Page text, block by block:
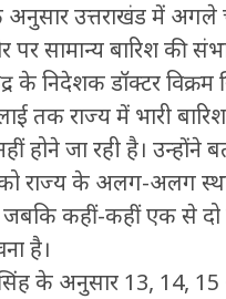
उत्तराखंड में अगले
सामान्य बारिश की
के निदेशक डॉक्टर
तक राज्य में भारी
होने जा रही है। उन्होंने
राज्य के अलग-अलग
कहीं-कहीं एक से दो
है।
के अनुसार 13, 14,